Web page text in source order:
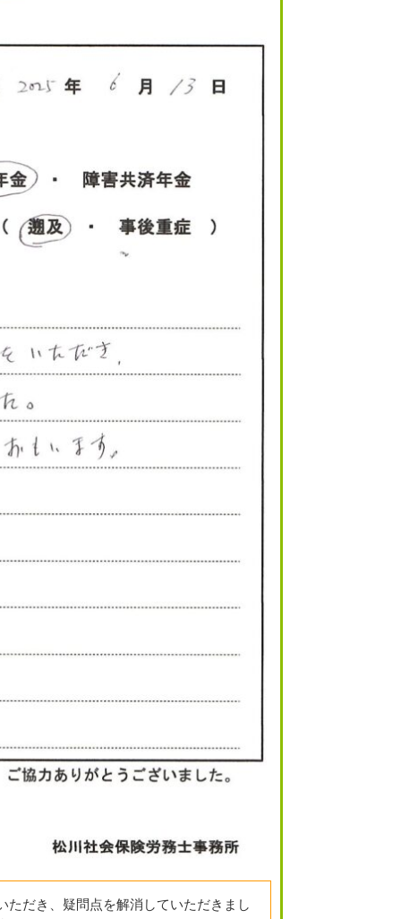
だき、疑問点を解消していただきまし